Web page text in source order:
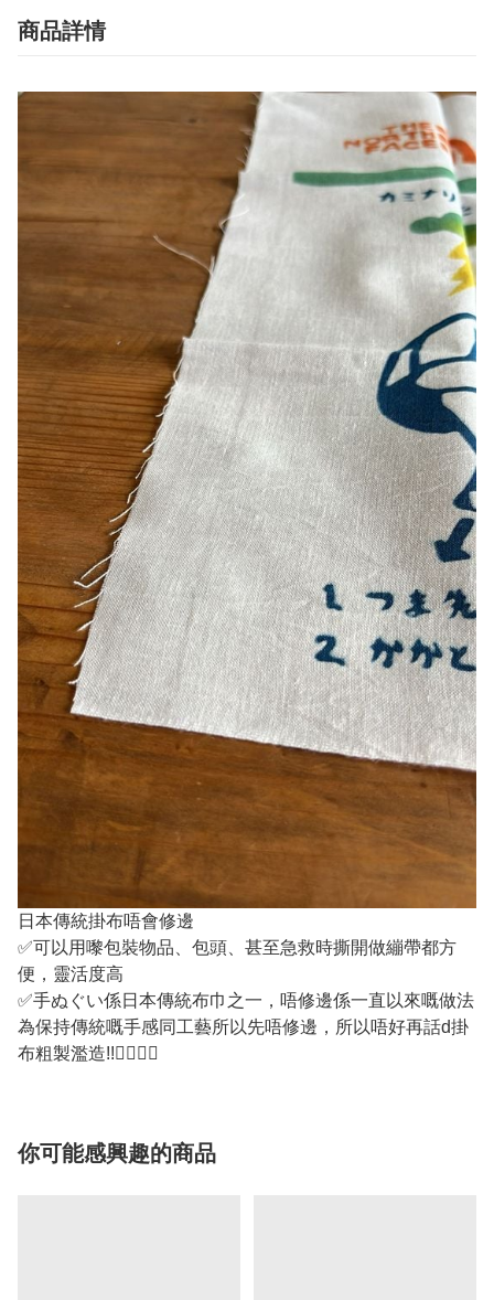
商品詳情
日本傳統掛布唔會修邊
✅可以用嚟包裝物品、包頭、甚至急救時撕開做繃帶都方
便，靈活度高
✅手ぬぐい係日本傳統布巾之一，唔修邊係一直以來嘅做法
為保持傳統嘅手感同工藝所以先唔修邊，所以唔好再話d掛
布粗製濫造!!✌🏽👍🏼
你可能感興趣的商品